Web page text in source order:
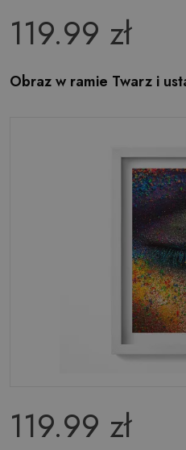
119.99 zł
Obraz w ramie Twarz i
119.99 zł